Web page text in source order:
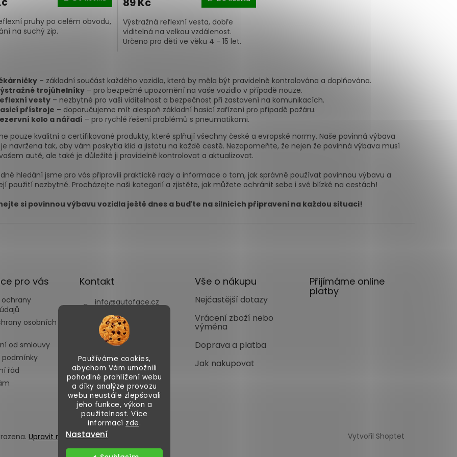
Používáme cookies,
abychom Vám umožnili
pohodlné prohlížení webu
a díky analýze provozu
webu neustále zlepšovali
jeho funkce, výkon a
použitelnost. Více
informací zde.
Nastavení
pruhy po celém obvodu,
na suchý zip.
Výstražná reflexní vesta, dobře
viditelná na velkou vzdálenost.
Určeno pro děti ve věku 4 - 15 let.
l
á
d
a
c
í
p
r
v
k
y
v
ý
p
– základní součást každého vozidla, která by měla být pravidelně kontrolována a doplňována.
trojúhelníky – pro bezpečné upozornění na vaše vozidlo v případě nouze.
vesty – nezbytné pro vaši viditelnost a bezpečnost při zastavení na komunikacích.
přístroje – doporučujeme mít alespoň základní hasicí zařízení pro případě požáru.
kolo a nářadí – pro rychlé řešení problémů s pneumatikami.
pouze kvalitní a certifikované produkty, které splňují všechny české a evropské normy. Naše povinná výbava
navržena tak, aby vám poskytla klid a jistotu na každé cestě. Nezapomeňte, že nejen že povinná výbava musí
autě, ale také je důležité ji pravidelně kontrolovat a aktualizovat.
hledání jsme pro vás připravili praktické rady a informace o tom, jak správně používat povinnou výbavu a
použití nezbytné. Procházejte naši kategorií a zjistěte, jak můžete ochránit sebe i své blízké na cestách!
si povinnou výbavu vozidla ještě dnes a buďte na silnicích připraveni na každou situaci!
pro vás
ochrany
osobních
od smlouvy
podmínky
řád
Kontakt
info@autoface.cz
+420702287970
+420702287969
Vše o nákupu
Nejčastější dotazy
Vrácení zboží nebo
výměna
Doprava a platba
Jak nakupovat
Přijímáme online
platby
Vytvořil Shoptet
Upravit nastavení cookies